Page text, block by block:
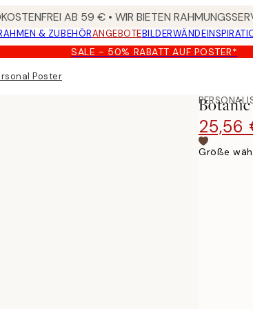
AB 59 € • WIR BIETEN
& ZUBEHÖRANGEBOTEBILDERWÄNDE
SALE - 50% RABATT AUF POSTER*
Poster
25,56
Größe